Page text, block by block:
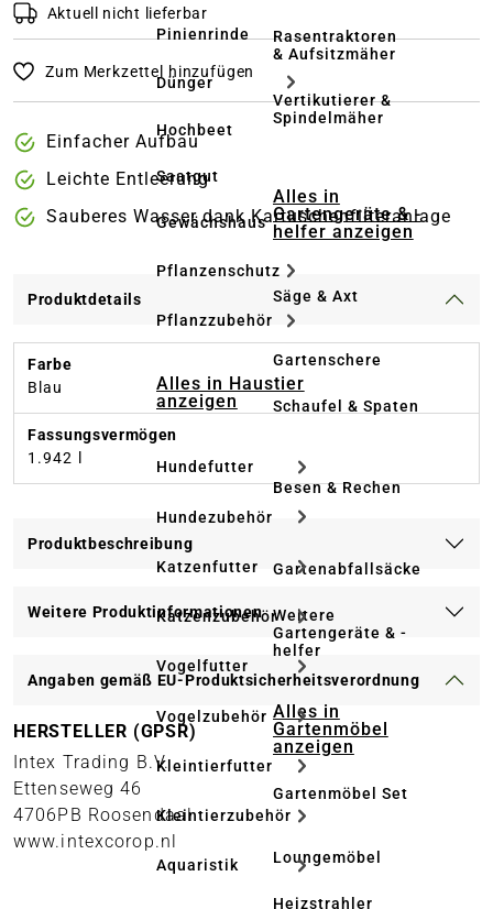
Pinienrinde
Dünger
Hochbeet
Saatgut
Gewächshaus
Pflanzenschutz
Pflanzzubehör
Alles in Haustier
anzeigen
Hundefutter
Hundezubehör
Katzenfutter
Katzenzubehör
Vogelfutter
Vogelzubehör
Kleintierfutter
Kleintierzubehör
Aquaristik
Rasentraktoren
& Aufsitzmäher
Vertikutierer &
Spindelmäher
Alles in
Gartengeräte & -
helfer anzeigen
Säge & Axt
Gartenschere
Schaufel & Spaten
Besen & Rechen
Gartenabfallsäcke
Weitere
Gartengeräte & -
helfer
Alles in
Gartenmöbel
anzeigen
Gartenmöbel Set
Loungemöbel
Heizstrahler
Aktuell nicht lieferbar
Zum Merkzettel hinzufügen
Einfacher Aufbau
Leichte Entleerung
Sauberes Wasser dank Kartuschenfilteranlage
Produktdetails
Farbe
Blau
Fassungsvermögen
1.942 l
Produktbeschreibung
Weitere Produktinformationen
Angaben gemäß EU-Produktsicherheitsverordnung
HERSTELLER (GPSR)
Intex Trading B.V.
Ettenseweg 46
4706PB Roosendaal
www.intexcorop.nl